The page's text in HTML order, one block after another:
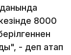
8000
- деп атап